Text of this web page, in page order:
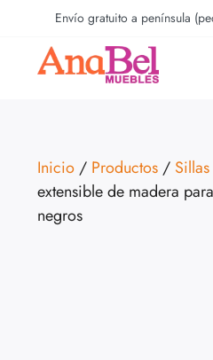
Envío gratuito a península
Inicio / Productos /
extensible de madera
negros